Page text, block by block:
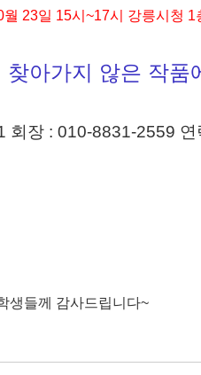
월 23일 15시~17시 강릉시청
찾아가지 않은 작
회장 : 010-8831-2559
생들께 감사드립니다~